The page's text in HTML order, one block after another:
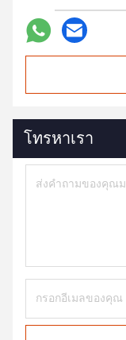
โทรหาเรา